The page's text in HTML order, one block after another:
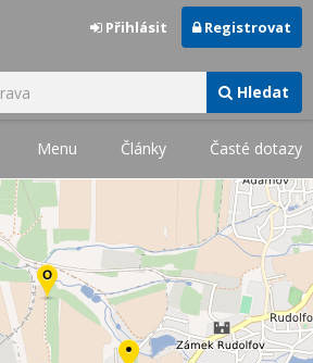
Hledat
Přihlásit Registrovat
Menu Články Časté dotazy